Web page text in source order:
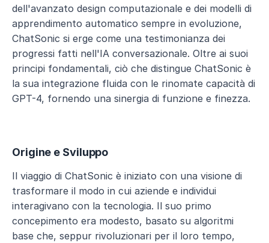
dell'avanzato design computazionale e dei modelli di
apprendimento automatico sempre in evoluzione,
ChatSonic si erge come una testimonianza dei
progressi fatti nell'IA conversazionale. Oltre ai suoi
principi fondamentali, ciò che distingue ChatSonic è
la sua integrazione fluida con le rinomate capacità di
GPT-4, fornendo una sinergia di funzione e finezza.
Origine e Sviluppo
Il viaggio di ChatSonic è iniziato con una visione di
trasformare il modo in cui aziende e individui
interagivano con la tecnologia. Il suo primo
concepimento era modesto, basato su algoritmi
base che, seppur rivoluzionari per il loro tempo,